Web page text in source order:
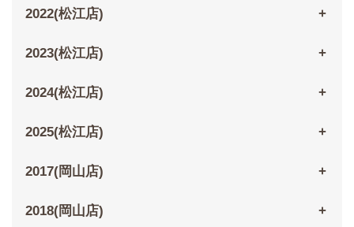
2022(松江店)
2023(松江店)
2024(松江店)
2025(松江店)
2017(岡山店)
2018(岡山店)